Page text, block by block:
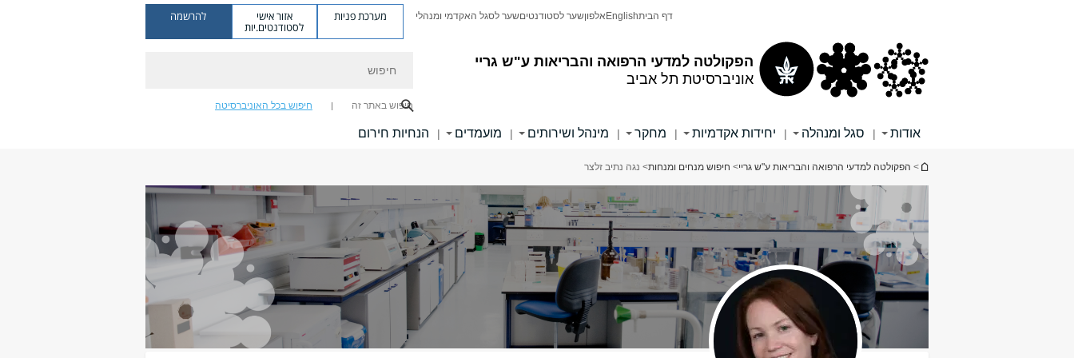
הפקולטה למדעי הרפואה והבריאות ע"ש גריי
אוניברסיטת תל אביב
דף הביתEnglish אלפוןשער לסטודנטיםשער לסגל האקדמי ומנהלי מערכת פניות אזור אישי
לסטודנטים.יות
להרשמה
חיפוש באתר זה חיפוש בכל האוניברסיטה
אודות | סגל ומנהלה | יחידות אקדמיות | מחקר | מינהל ושירותים | מועמדים | הנחיות חירום
הינך נמצא כאן
> הפקולטה למדעי הרפואה והבריאות ע"ש גריי> חיפוש מנחים ומנחות> נגה נתיב זלצר